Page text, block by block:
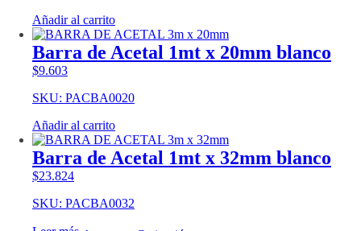
Añadir al carrito
Barra de Acetal 1mt x 20mm blanco
$9.603
SKU: PACBA0020
Añadir al carrito
Barra de Acetal 1mt x 32mm blanco
$23.824
SKU: PACBA0032